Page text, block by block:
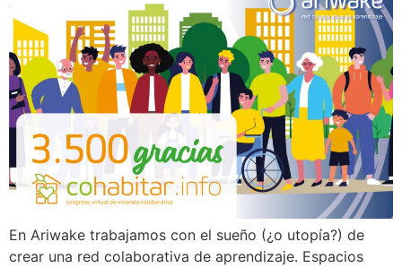
En Ariwake trabajamos con el sueño (¿o utopía?) de
crear una red colaborativa de aprendizaje. Espacios